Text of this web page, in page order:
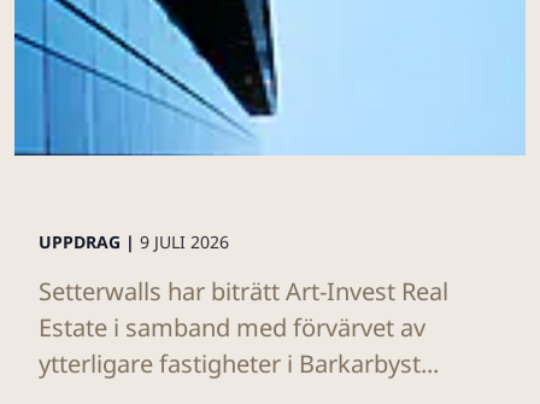
UPPDRAG | 9 JULI 2026
Setterwalls har biträtt Art-Invest Real
Estate i samband med förvärvet av
ytterligare fastigheter i Barkarbyst...